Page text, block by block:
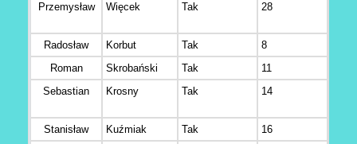
Przemysław
Więcek Tak 28
Radosław Korbut Tak 8
Roman
Skrobański Tak 11
Sebastian
Krosny Tak 14
Stanisław Kuźmiak Tak 16